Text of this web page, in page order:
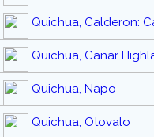
Quichua, Calderon:
Quichua, Canar
Quichua, Napo
Quichua, Otovalo